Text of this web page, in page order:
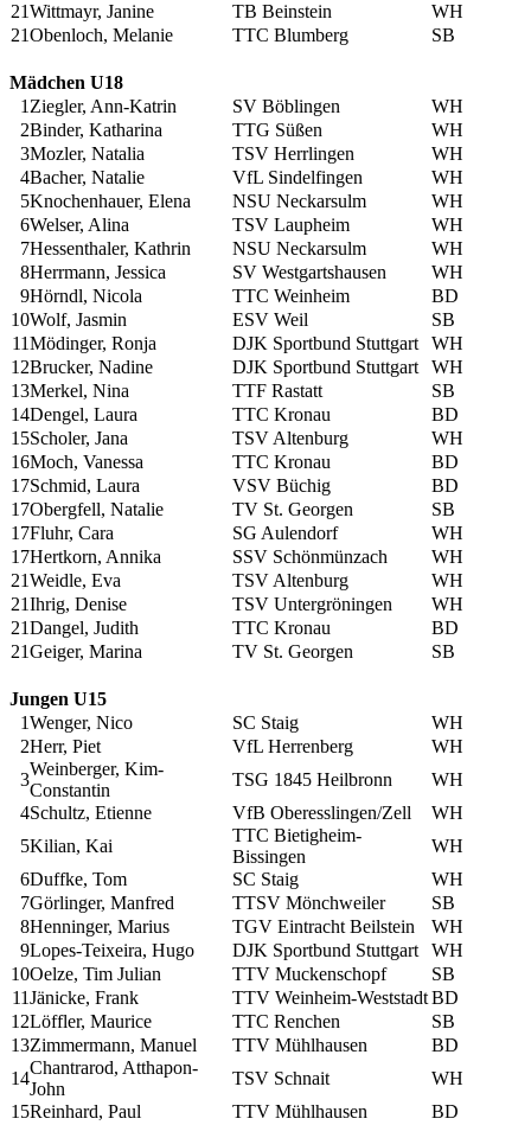
21Wittmayr, Janine TB Beinstein
WH
21Obenloch, Melanie TTC Blumberg SB
Mädchen U18
1 Ziegler, Ann-Katrin SV Böblingen
WH
2Binder, Katharina TTG Süßen
WH
3Mozler, Natalia TSV Herrlingen
WH
4Bacher, Natalie VfL Sindelfingen
WH
5Knochenhauer, Elena NSU Neckarsulm
WH
6Welser, Alina TSV Laupheim
WH
7Hessenthaler, Kathrin NSU Neckarsulm
WH
8Herrmann, Jessica SV Westgartshausen
WH
9Hörndl, Nicola TTC Weinheim
BD
10Wolf, Jasmin ESV Weil
SB
11Mödinger, Ronja DJK Sportbund Stuttgart
WH
12Brucker, Nadine DJK Sportbund Stuttgart
WH
13Merkel, Nina TTF Rastatt
SB
14Dengel, Laura TTC Kronau
BD
15Scholer, Jana TSV Altenburg
WH
16Moch, Vanessa TTC Kronau
BD
17Schmid, Laura VSV Büchig
BD
17Obergfell, Natalie TV St. Georgen
SB
17Fluhr, Cara SG Aulendorf
WH
17Hertkorn, Annika SSV Schönmünzach
WH
21Weidle, Eva TSV Altenburg
WH
21Ihrig, Denise TSV Untergröningen
WH
21Dangel, Judith TTC Kronau
BD
21Geiger, Marina TV St. Georgen SB
Jungen U15
1Wenger, Nico SC Staig
WH
2Herr, Piet VfL Herrenberg
WH
3
Weinberger, Kim-
Constantin
TSG 1845 Heilbronn
WH
4Schultz, Etienne VfB Oberesslingen/Zell
WH
5Kilian, Kai
TTC Bietigheim-
Bissingen
WH
6Duffke, Tom SC Staig
WH
7Görlinger, Manfred TTSV Mönchweiler
SB
8Henninger, Marius TGV Eintracht Beilstein
WH
9Lopes-Teixeira, Hugo DJK Sportbund Stuttgart
WH
10Oelze, Tim Julian TTV Muckenschopf
SB
11Jänicke, Frank TTV Weinheim-WeststadtBD
12Löffler, Maurice TTC Renchen
SB
13Zimmermann, Manuel TTV Mühlhausen
BD
14
Chantrarod, Atthapon-
John
TSV Schnait
WH
15Reinhard, Paul TTV Mühlhausen
BD